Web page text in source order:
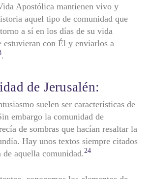
Apostólica mantienen vivo y
aquel tipo de comunidad que
a sí en los días de su vida
estuvieran con Él y enviarlos a
.
de Jerusalén:
suelen ser características de
embargo la comunidad de
de sombras que hacían resaltar la
Hay unos textos siempre citados
de aquella comunidad.24